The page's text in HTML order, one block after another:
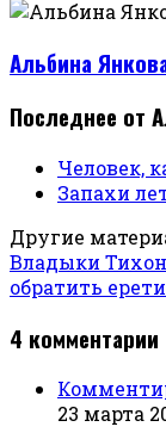
Альбина
Последнее от
Человек,
Запахи
Другие
Владыки
обратить
4 комментарии
23 марта